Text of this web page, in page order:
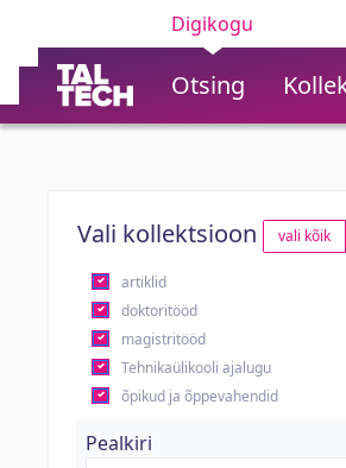
Digikogu
Otsing
Vali kollektsioon vali kõik
artiklid
doktoritööd
magistritööd
Tehnikaülikooli ajalugu
õpikud ja õppevahendid
Pealkiri